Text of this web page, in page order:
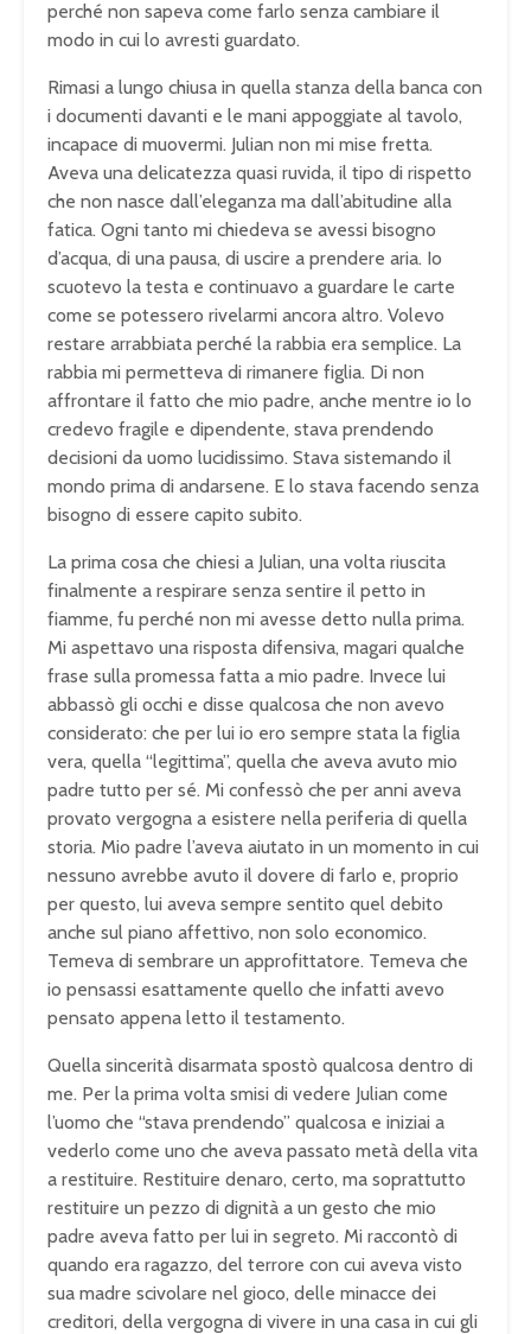
perché non sapeva come farlo senza cambiare il
modo in cui lo avresti guardato.
Rimasi a lungo chiusa in quella stanza della banca con
i documenti davanti e le mani appoggiate al tavolo,
incapace di muovermi. Julian non mi mise fretta.
Aveva una delicatezza quasi ruvida, il tipo di rispetto
che non nasce dall’eleganza ma dall’abitudine alla
fatica. Ogni tanto mi chiedeva se avessi bisogno
d’acqua, di una pausa, di uscire a prendere aria. Io
scuotevo la testa e continuavo a guardare le carte
come se potessero rivelarmi ancora altro. Volevo
restare arrabbiata perché la rabbia era semplice. La
rabbia mi permetteva di rimanere figlia. Di non
affrontare il fatto che mio padre, anche mentre io lo
credevo fragile e dipendente, stava prendendo
decisioni da uomo lucidissimo. Stava sistemando il
mondo prima di andarsene. E lo stava facendo senza
bisogno di essere capito subito.
La prima cosa che chiesi a Julian, una volta riuscita
finalmente a respirare senza sentire il petto in
fiamme, fu perché non mi avesse detto nulla prima.
Mi aspettavo una risposta difensiva, magari qualche
frase sulla promessa fatta a mio padre. Invece lui
abbassò gli occhi e disse qualcosa che non avevo
considerato: che per lui io ero sempre stata la figlia
vera, quella “legittima”, quella che aveva avuto mio
padre tutto per sé. Mi confessò che per anni aveva
provato vergogna a esistere nella periferia di quella
storia. Mio padre l’aveva aiutato in un momento in cui
nessuno avrebbe avuto il dovere di farlo e, proprio
per questo, lui aveva sempre sentito quel debito
anche sul piano affettivo, non solo economico.
Temeva di sembrare un approfittatore. Temeva che
io pensassi esattamente quello che infatti avevo
pensato appena letto il testamento.
Quella sincerità disarmata spostò qualcosa dentro di
me. Per la prima volta smisi di vedere Julian come
l’uomo che “stava prendendo” qualcosa e iniziai a
vederlo come uno che aveva passato metà della vita
a restituire. Restituire denaro, certo, ma soprattutto
restituire un pezzo di dignità a un gesto che mio
padre aveva fatto per lui in segreto. Mi raccontò di
quando era ragazzo, del terrore con cui aveva visto
sua madre scivolare nel gioco, delle minacce dei
creditori, della vergogna di vivere in una casa in cui gli